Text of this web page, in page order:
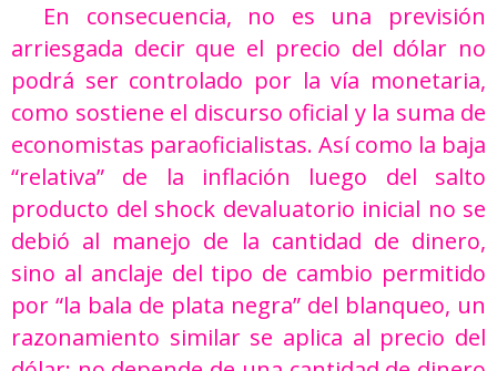
En consecuencia, no es una previsión
arriesgada decir que el precio del dólar no
podrá ser controlado por la vía monetaria,
como sostiene el discurso oficial y la suma de
economistas paraoficialistas. Así como la baja
“relativa” de la inflación luego del salto
producto del shock devaluatorio inicial no se
debió al manejo de la cantidad de dinero,
sino al anclaje del tipo de cambio permitido
por “la bala de plata negra” del blanqueo, un
razonamiento similar se aplica al precio del